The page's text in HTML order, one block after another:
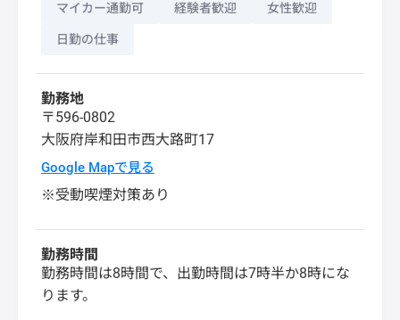
マイカー通勤可 経験者歓迎 女性歓迎
日勤の仕事
勤務地
〒596-0802
大阪府岸和田市西大路町17
Google Mapで見る
※受動喫煙対策あり
勤務時間
勤務時間は8時間で、出勤時間は7時半か8時にな
ります。